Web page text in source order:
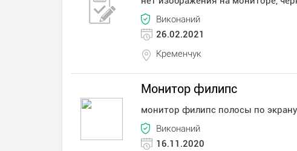
Виконаний
26.02.2021
Кременчук
Монитор филипс
монитор филипс полосы по
Виконаний
16.11.2020